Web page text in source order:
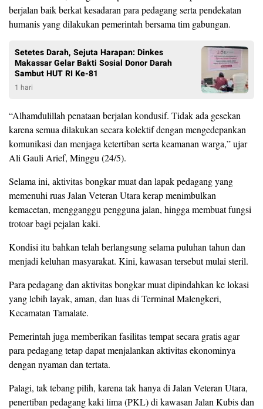
berjalan baik berkat kesadaran para pedagang serta pendekatan
humanis yang dilakukan pemerintah bersama tim gabungan.
Setetes Darah, Sejuta Harapan: Dinkes
Makassar Gelar Bakti Sosial Donor Darah
Sambut HUT RI Ke-81
1 hari
“Alhamdulillah penataan berjalan kondusif. Tidak ada gesekan
karena semua dilakukan secara kolektif dengan mengedepankan
komunikasi dan menjaga ketertiban serta keamanan warga,” ujar
Ali Gauli Arief, Minggu (24/5).
Selama ini, aktivitas bongkar muat dan lapak pedagang yang
memenuhi ruas Jalan Veteran Utara kerap menimbulkan
kemacetan, mengganggu pengguna jalan, hingga membuat fungsi
trotoar bagi pejalan kaki.
Kondisi itu bahkan telah berlangsung selama puluhan tahun dan
menjadi keluhan masyarakat. Kini, kawasan tersebut mulai steril.
Para pedagang dan aktivitas bongkar muat dipindahkan ke lokasi
yang lebih layak, aman, dan luas di Terminal Malengkeri,
Kecamatan Tamalate.
Pemerintah juga memberikan fasilitas tempat secara gratis agar
para pedagang tetap dapat menjalankan aktivitas ekonominya
dengan nyaman dan tertata.
Palagi, tak tebang pilih, karena tak hanya di Jalan Veteran Utara,
penertiban pedagang kaki lima (PKL) di kawasan Jalan Kubis dan